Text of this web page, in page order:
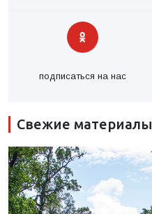
подписаться на нас
Свежие материалы